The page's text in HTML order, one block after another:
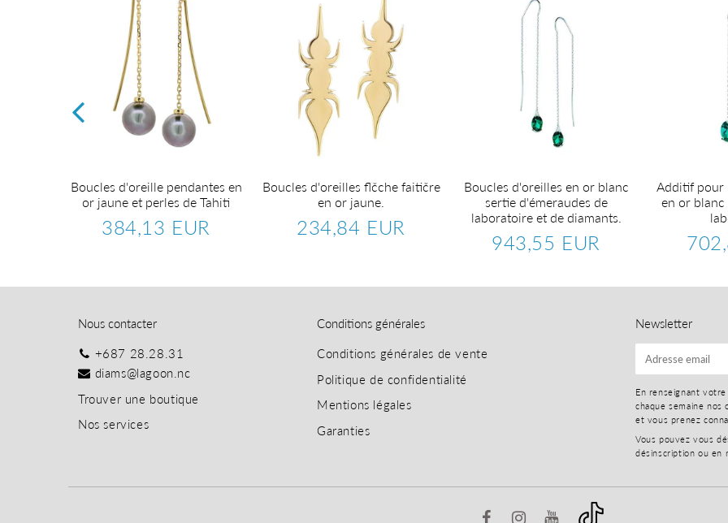
Boucles d'oreille pendantes en
or jaune et perles de Tahiti
Prix
384,13 EUR
Boucles d'oreilles flčche faitičre
en or jaune.
Prix
234,84 EUR
Boucles d'oreilles en or blanc
sertie d'émeraudes de
laboratoire et de diamants.
Prix
943,55 EUR
Additif pour
en or blanc
Prix
Nous contacter
+687 28.28.31
diams@lagoon.nc
Trouver une boutique
Nos services
Conditions générales
Conditions générales de vente
Politique de confidentialité
Mentions légales
Garanties
Newsletter
E-
mail
En renseignant
chaque semaine
et vous prenez
Vous pouvez vous
désinscription ou en